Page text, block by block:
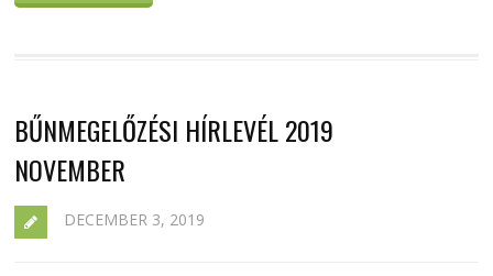
BŰNMEGELŐZÉSI HÍRLEVÉL 2019
NOVEMBER
DECEMBER 3, 2019